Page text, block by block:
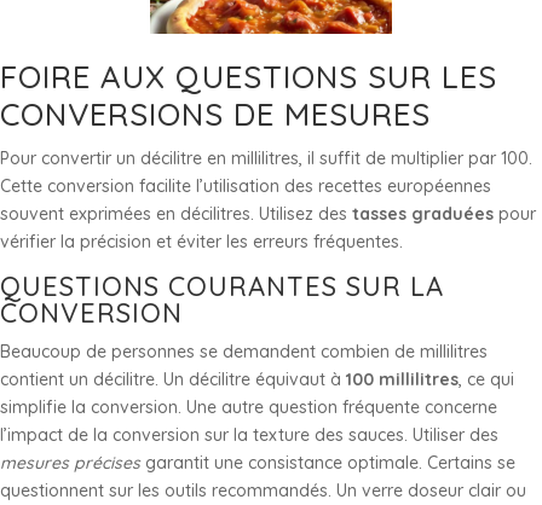
FOIRE AUX QUESTIONS SUR LES
CONVERSIONS DE MESURES
Pour convertir un décilitre en millilitres, il suffit de multiplier par 100.
Cette conversion facilite l’utilisation des recettes européennes
souvent exprimées en décilitres. Utilisez des tasses graduées pour
vérifier la précision et éviter les erreurs fréquentes.
QUESTIONS COURANTES SUR LA
CONVERSION
Beaucoup de personnes se demandent combien de millilitres
contient un décilitre. Un décilitre équivaut à 100 millilitres, ce qui
simplifie la conversion. Une autre question fréquente concerne
l’impact de la conversion sur la texture des sauces. Utiliser des
mesures précisesgarantit une consistance optimale. Certains se
questionnent sur les outils recommandés. Un verre doseur clair ou